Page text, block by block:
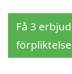
Få 3